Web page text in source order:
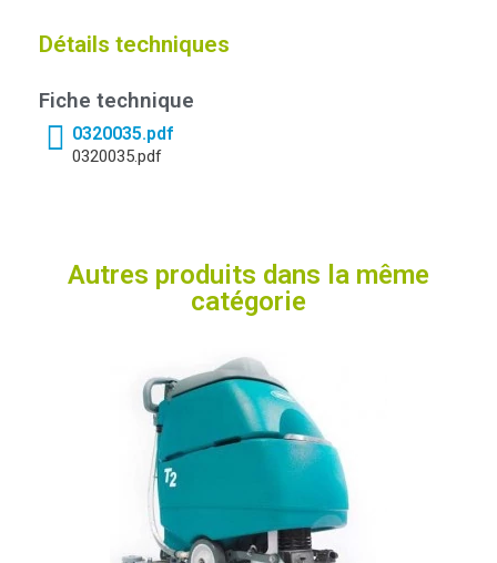
Détails techniques
Fiche technique
0320035.pdf
0320035.pdf
Autres produits dans la même
catégorie